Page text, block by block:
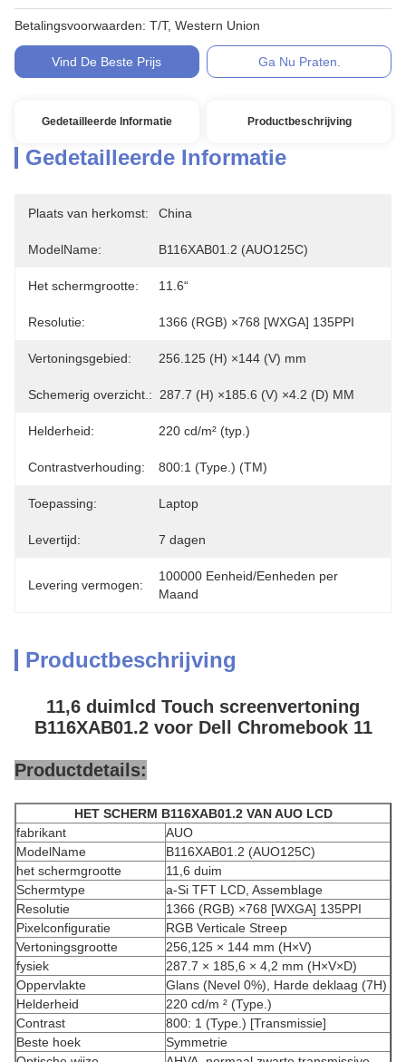
Betalingsvoorwaarden: T/T, Western Union
Vind De Beste Prijs Ga Nu Praten.
Gedetailleerde Informatie Productbeschrijving
Gedetailleerde Informatie
Plaats van herkomst: China
ModelName: B116XAB01.2 (AUO125C)
Het schermgrootte: 11.6“
Resolutie: 1366 (RGB) ×768 [WXGA] 135PPI
Vertoningsgebied: 256.125 (H) ×144 (V) mm
Schemerig overzicht.: 287.7 (H) ×185.6 (V) ×4.2 (D) MM
Helderheid: 220 cd/m² (typ.)
Contrastverhouding: 800:1 (Type.) (TM)
Toepassing: Laptop
Levertijd: 7 dagen
Levering vermogen:
100000 Eenheid/Eenheden per
Maand
Productbeschrijving
11,6 duimlcd Touch screenvertoning
B116XAB01.2 voor Dell Chromebook 11
Productdetails:
HET SCHERM B116XAB01.2 VAN AUO LCD
fabrikant
AUO
ModelName
B116XAB01.2 (AUO125C)
het schermgrootte
11,6 duim
Schermtype
a-Si TFT LCD, Assemblage
Resolutie
1366 (RGB) ×768 [WXGA] 135PPI
Pixelconfiguratie
RGB Verticale Streep
Vertoningsgrootte
256,125 × 144 mm (H×V)
fysiek
287.7 × 185,6 × 4,2 mm (H×V×D)
Oppervlakte
Glans (Nevel 0%), Harde deklaag (7H)
Helderheid
220 cd/m ² (Type.)
Contrast
800: 1 (Type.) [Transmissie]
Beste hoek
Symmetrie